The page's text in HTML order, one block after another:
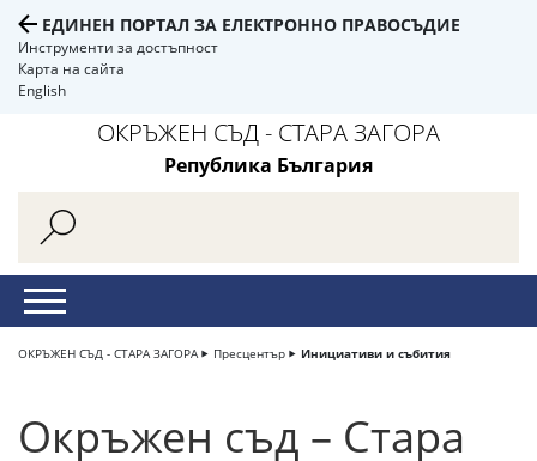
ЕДИНЕН ПОРТАЛ ЗА ЕЛЕКТРОННО ПРАВОСЪДИЕ
Инструменти за достъпност
Карта на сайта
English
ОКРЪЖЕН СЪД - СТАРА ЗАГОРА
Република България
ОКРЪЖЕН СЪД - СТАРА ЗАГОРА Пресцентър Инициативи и събития
Окръжен съд – Стара